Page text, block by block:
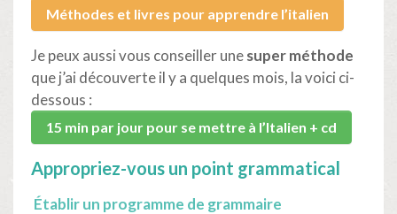
Méthodes et livres pour apprendre l’italien
Je peux aussi vous conseiller unesuper méthode
que j’ai découverte il y a quelques mois, la voici ci-
dessous :
15 min par jour pour se mettre à l’Italien + cd
Appropriez-vous un point grammatical
Établir un programme de grammaire